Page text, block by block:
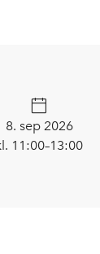
8. sep 2026
11:00–13:00